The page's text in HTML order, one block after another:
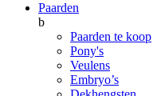
Paarden
b
Paarden te koop
Pony's
Veulens
Embryo’s